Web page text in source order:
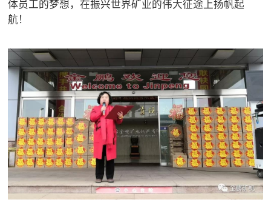
体员工的梦想，在振兴世界矿业的伟大征途上扬帆起
航！
专家团队